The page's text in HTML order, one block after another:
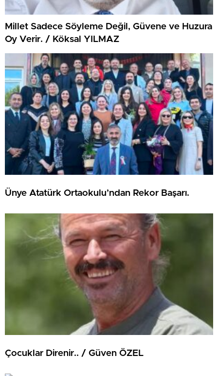
Millet Sadece Söyleme Değil, Güvene ve Huzura
Oy Verir. / Köksal YILMAZ
Ünye Atatürk Ortaokulu’ndan Rekor Başarı.
Çocuklar Direnir.. / Güven ÖZEL